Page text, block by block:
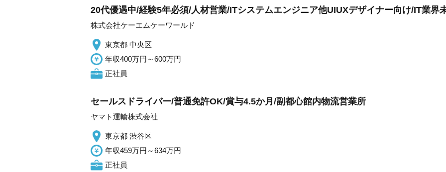
20代優遇中/経験5年必須/人材営業/ITシステムエンジニア他UIUXデザイナー向け/IT業界
株式会社ケーエムケーワールド
東京都 中央区
年収400万円～600万円
正社員
セールスドライバー/普通免許OK/賞与4.5か月/副都心館内物流営業所
ヤマト運輸株式会社
東京都 渋谷区
年収459万円～634万円
正社員